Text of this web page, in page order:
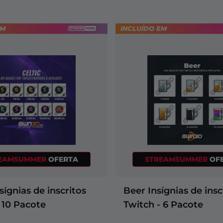
OFERTA
de inscritos
Pacote
STREAMSUMMER
INCLUÍDO EM
Beer Insígnias de
Twitch - 6 Pacote